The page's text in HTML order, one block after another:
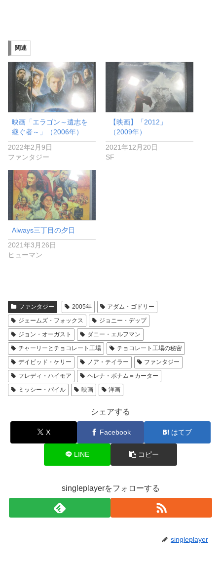
関連
映画「エラゴン～遺志を
継ぐ者～」（2006年）
2022年2月9日
ファンタジー
【映画】「2012」
（2009年）
2021年12月20日
SF
Always三丁目の夕日
2021年3月26日
ヒューマン
ファンタジー 2005年
アダム・ゴドリー
ジェームズ・フォックス
ジョニー・デップ
ジョン・オーガスト
ダニー・エルフマン
チャーリーとチョコレート工場
チョコレート工場の秘密
デイビッド・ケリー
ノア・テイラー
ファンタジー
フレディ・ハイモア
ヘレナ・ボナム＝カーター
ミッシー・パイル
映画 洋画
シェアする
X Facebook はてブ
LINE コピー
singleplayerをフォローする
singleplayer